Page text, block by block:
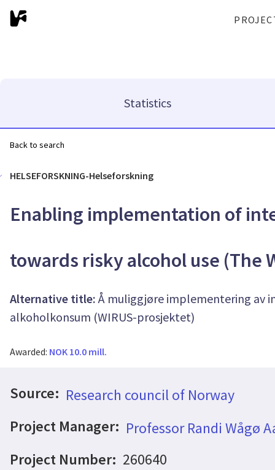
Statistics
Back to search
HELSEFORSKNING-Helseforskning
Enabling implementation of
towards risky alcohol use (The
Alternative title: Å muliggjøre implementering av
alkoholkonsum (WIRUS-prosjektet)
Awarded: NOK 10.0 mill.
Source: Research council of Norway
Project Manager: Professor Randi Wågø
Project Number: 260640